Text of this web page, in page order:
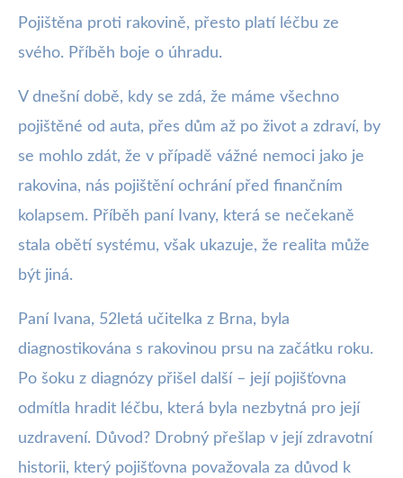
webya.cz
Pojištěna proti rakovině, ale platí
léčbu sama: Boj o úhradu
3. 2. 2026 · 4 min čtení · Autor: Kristián Valenta
Pojištěna proti rakovině, přesto platí léčbu ze
svého. Příběh boje o úhradu.
V dnešní době, kdy se zdá, že máme všechno
pojištěné od auta, přes dům až po život a zdraví, by
se mohlo zdát, že v případě vážné nemoci jako je
rakovina, nás pojištění ochrání před finančním
kolapsem. Příběh paní Ivany, která se nečekaně
stala obětí systému, však ukazuje, že realita může
být jiná.
Paní Ivana, 52letá učitelka z Brna, byla
diagnostikována s rakovinou prsu na začátku roku.
Po šoku z diagnózy přišel další – její pojišťovna
odmítla hradit léčbu, která byla nezbytná pro její
uzdravení. Důvod? Drobný přešlap v její zdravotní
historii, který pojišťovna považovala za důvod k